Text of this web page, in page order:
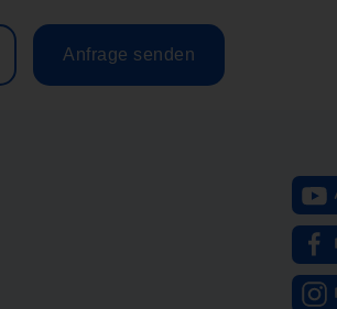
Anfrage senden
der Dialog geschlossen. Seine Funktionalität ist